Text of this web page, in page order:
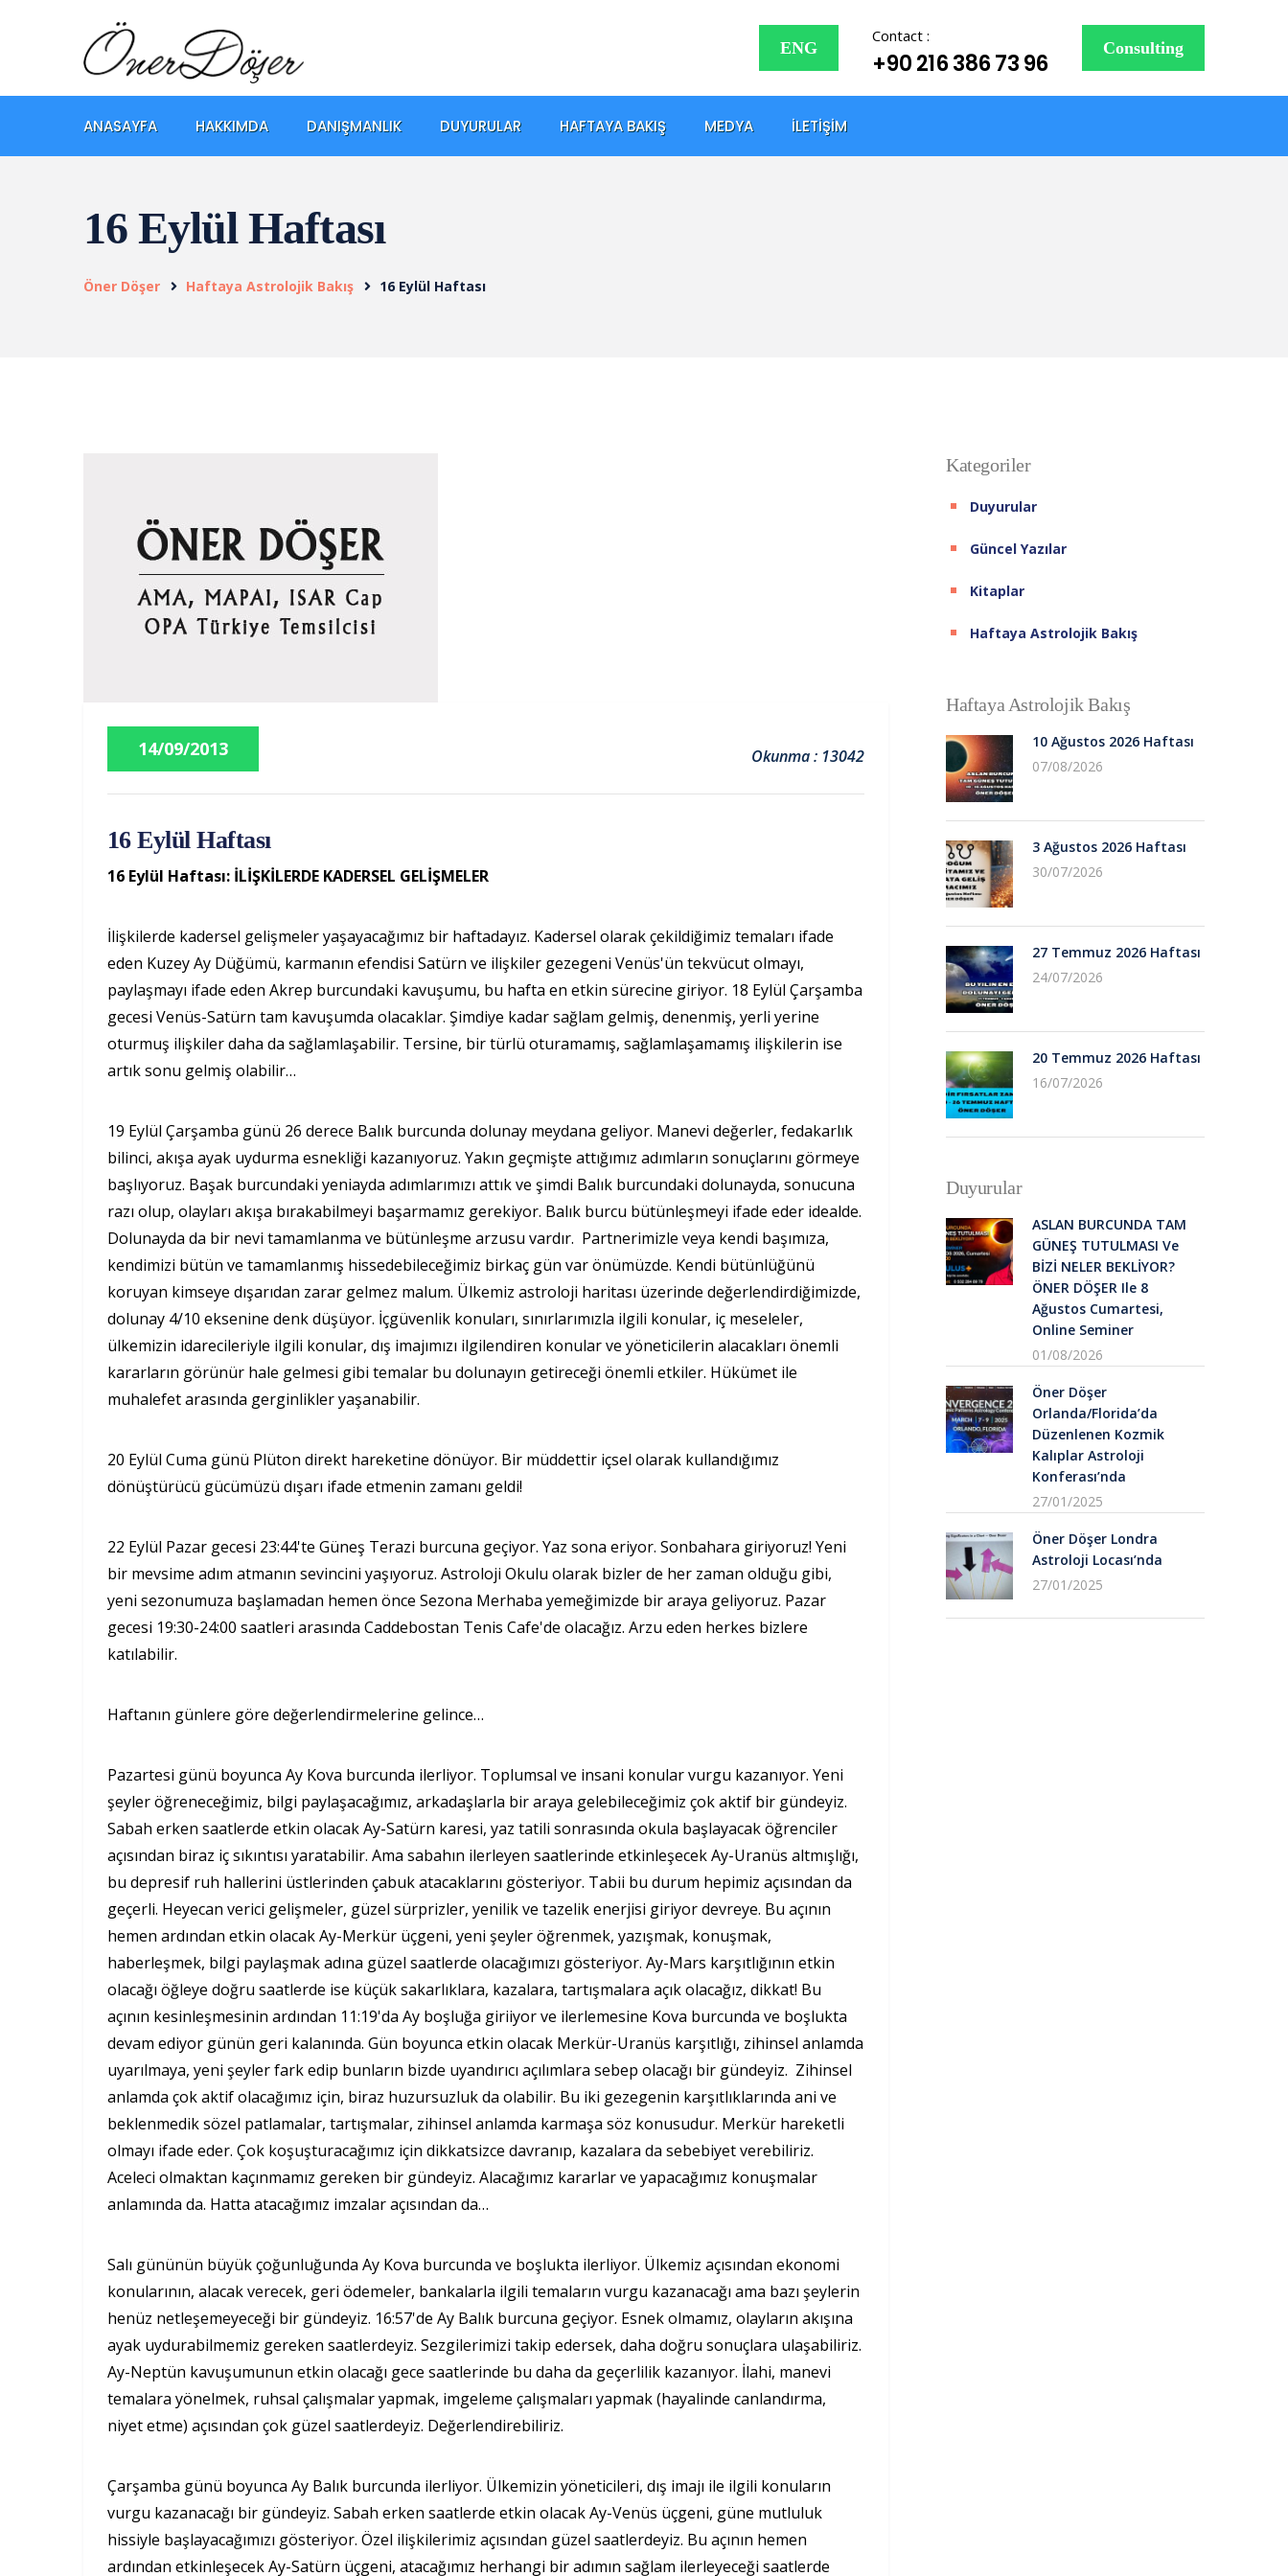
ENG
Contact :
+90 216 386 73 96
Consulting
ANASAYFA HAKKIMDA DANIŞMANLIK DUYURULAR HAFTAYA BAKIŞ MEDYA İLETIŞIM
16 Eylül Haftası
Öner Döşer Haftaya Astrolojik Bakış 16 Eylül Haftası
14/09/2013 Okunma : 13042
16 Eylül Haftası
16 Eylül Haftası: İLİŞKİLERDE KADERSEL GELİŞMELER
İlişkilerde kadersel gelişmeler yaşayacağımız bir haftadayız. Kadersel olarak çekildiğimiz temaları ifade
eden Kuzey Ay Düğümü, karmanın efendisi Satürn ve ilişkiler gezegeni Venüs'ün tekvücut olmayı,
paylaşmayı ifade eden Akrep burcundaki kavuşumu, bu hafta en etkin sürecine giriyor. 18 Eylül Çarşamba
gecesi Venüs-Satürn tam kavuşumda olacaklar. Şimdiye kadar sağlam gelmiş, denenmiş, yerli yerine
oturmuş ilişkiler daha da sağlamlaşabilir. Tersine, bir türlü oturamamış, sağlamlaşamamış ilişkilerin ise
artık sonu gelmiş olabilir…
19 Eylül Çarşamba günü 26 derece Balık burcunda dolunay meydana geliyor. Manevi değerler, fedakarlık
bilinci, akışa ayak uydurma esnekliği kazanıyoruz. Yakın geçmişte attığımız adımların sonuçlarını görmeye
başlıyoruz. Başak burcundaki yeniayda adımlarımızı attık ve şimdi Balık burcundaki dolunayda, sonucuna
razı olup, olayları akışa bırakabilmeyi başarmamız gerekiyor. Balık burcu bütünleşmeyi ifade eder idealde.
Dolunayda da bir nevi tamamlanma ve bütünleşme arzusu vardır. Partnerimizle veya kendi başımıza,
kendimizi bütün ve tamamlanmış hissedebileceğimiz birkaç gün var önümüzde. Kendi bütünlüğünü
koruyan kimseye dışarıdan zarar gelmez malum. Ülkemiz astroloji haritası üzerinde değerlendirdiğimizde,
dolunay 4/10 eksenine denk düşüyor. İçgüvenlik konuları, sınırlarımızla ilgili konular, iç meseleler,
ülkemizin idarecileriyle ilgili konular, dış imajımızı ilgilendiren konular ve yöneticilerin alacakları önemli
kararların görünür hale gelmesi gibi temalar bu dolunayın getireceği önemli etkiler. Hükümet ile
muhalefet arasında gerginlikler yaşanabilir.
20 Eylül Cuma günü Plüton direkt hareketine dönüyor. Bir müddettir içsel olarak kullandığımız
dönüştürücü gücümüzü dışarı ifade etmenin zamanı geldi!
22 Eylül Pazar gecesi 23:44'te Güneş Terazi burcuna geçiyor. Yaz sona eriyor. Sonbahara giriyoruz! Yeni
bir mevsime adım atmanın sevincini yaşıyoruz. Astroloji Okulu olarak bizler de her zaman olduğu gibi,
yeni sezonumuza başlamadan hemen önce Sezona Merhaba yemeğimizde bir araya geliyoruz. Pazar
gecesi 19:30-24:00 saatleri arasında Caddebostan Tenis Cafe'de olacağız. Arzu eden herkes bizlere
katılabilir.
Haftanın günlere göre değerlendirmelerine gelince…
Pazartesi günü boyunca Ay Kova burcunda ilerliyor. Toplumsal ve insani konular vurgu kazanıyor. Yeni
şeyler öğreneceğimiz, bilgi paylaşacağımız, arkadaşlarla bir araya gelebileceğimiz çok aktif bir gündeyiz.
Sabah erken saatlerde etkin olacak Ay-Satürn karesi, yaz tatili sonrasında okula başlayacak öğrenciler
açısından biraz iç sıkıntısı yaratabilir. Ama sabahın ilerleyen saatlerinde etkinleşecek Ay-Uranüs altmışlığı,
bu depresif ruh hallerini üstlerinden çabuk atacaklarını gösteriyor. Tabii bu durum hepimiz açısından da
geçerli. Heyecan verici gelişmeler, güzel sürprizler, yenilik ve tazelik enerjisi giriyor devreye. Bu açının
hemen ardından etkin olacak Ay-Merkür üçgeni, yeni şeyler öğrenmek, yazışmak, konuşmak,
haberleşmek, bilgi paylaşmak adına güzel saatlerde olacağımızı gösteriyor. Ay-Mars karşıtlığının etkin
olacağı öğleye doğru saatlerde ise küçük sakarlıklara, kazalara, tartışmalara açık olacağız, dikkat! Bu
açının kesinleşmesinin ardından 11:19'da Ay boşluğa giriiyor ve ilerlemesine Kova burcunda ve boşlukta
devam ediyor günün geri kalanında. Gün boyunca etkin olacak Merkür-Uranüs karşıtlığı, zihinsel anlamda
uyarılmaya, yeni şeyler fark edip bunların bizde uyandırıcı açılımlara sebep olacağı bir gündeyiz. Zihinsel
anlamda çok aktif olacağımız için, biraz huzursuzluk da olabilir. Bu iki gezegenin karşıtlıklarında ani ve
beklenmedik sözel patlamalar, tartışmalar, zihinsel anlamda karmaşa söz konusudur. Merkür hareketli
olmayı ifade eder. Çok koşuşturacağımız için dikkatsizce davranıp, kazalara da sebebiyet verebiliriz.
Aceleci olmaktan kaçınmamız gereken bir gündeyiz. Alacağımız kararlar ve yapacağımız konuşmalar
anlamında da. Hatta atacağımız imzalar açısından da…
Salı gününün büyük çoğunluğunda Ay Kova burcunda ve boşlukta ilerliyor. Ülkemiz açısından ekonomi
konularının, alacak verecek, geri ödemeler, bankalarla ilgili temaların vurgu kazanacağı ama bazı şeylerin
henüz netleşemeyeceği bir gündeyiz. 16:57'de Ay Balık burcuna geçiyor. Esnek olmamız, olayların akışına
ayak uydurabilmemiz gereken saatlerdeyiz. Sezgilerimizi takip edersek, daha doğru sonuçlara ulaşabiliriz.
Ay-Neptün kavuşumunun etkin olacağı gece saatlerinde bu daha da geçerlilik kazanıyor. İlahi, manevi
temalara yönelmek, ruhsal çalışmalar yapmak, imgeleme çalışmaları yapmak (hayalinde canlandırma,
niyet etme) açısından çok güzel saatlerdeyiz. Değerlendirebiliriz.
Çarşamba günü boyunca Ay Balık burcunda ilerliyor. Ülkemizin yöneticileri, dış imajı ile ilgili konuların
vurgu kazanacağı bir gündeyiz. Sabah erken saatlerde etkin olacak Ay-Venüs üçgeni, güne mutluluk
hissiyle başlayacağımızı gösteriyor. Özel ilişkilerimiz açısından güzel saatlerdeyiz. Bu açının hemen
ardından etkinleşecek Ay-Satürn üçgeni, atacağımız herhangi bir adımın sağlam ilerleyeceği saatlerde
Kategoriler
Duyurular
Güncel Yazılar
Kitaplar
Haftaya Astrolojik Bakış
Haftaya Astrolojik Bakış
10 Ağustos 2026 Haftası
07/08/2026
3 Ağustos 2026 Haftası
30/07/2026
27 Temmuz 2026 Haftası
24/07/2026
20 Temmuz 2026 Haftası
16/07/2026
Duyurular
ASLAN BURCUNDA TAM
GÜNEŞ TUTULMASI Ve
BİZİ NELER BEKLİYOR?
ÖNER DÖŞER Ile 8
Ağustos Cumartesi,
Online Seminer
01/08/2026
Öner Döşer
Orlanda/Florida’da
Düzenlenen Kozmik
Kalıplar Astroloji
Konferası’nda
27/01/2025
Öner Döşer Londra
Astroloji Locası’nda
27/01/2025